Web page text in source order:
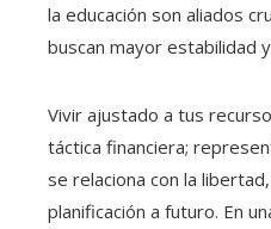
la educación son aliados
buscan mayor estabilidad
Vivir ajustado a tus
táctica financiera;
se relaciona con la
planificación a futuro. En